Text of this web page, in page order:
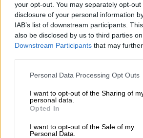
your opt-out. You may separately opt-
disclosure of your personal information
IAB’s list of downstream participants.
also be disclosed by us to third parties
Downstream Participants that may
Please note that this website/app uses
not limited to your visit or usage
grant or deny consent to Google and its
use your data for below specified
consent section.
Personal Data Processing Opt Outs
I want to opt-out of the Sharing of
personal data.
Opted In
I want to opt-out of the Sale of my
Personal Data.
Για οποιαδήποτε
απόκτηση password ή χρήση
τυχόν δεν διαθέτουν, οι
θαμπορούν να απευθυνθούν
τους, τα οποία θα είναι
18 Ιουλίου 2022.
Μέσα στην ίδια αποκλειστική
δηλαδή μέχρι και την
ασφαλείας (password), οι